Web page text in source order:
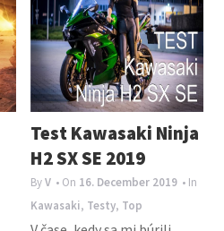
Test Kawasaki Ninja
H2 SX SE 2019
ByV • On 16. December 2019 • In
Kawasaki, Testy, Top